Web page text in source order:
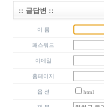
:: 글답변 ::
이 름
패스워드
이메일
홈페이지
옵 션 html